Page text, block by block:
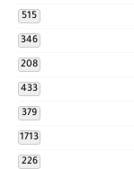
515
346
208
433
379
1713
226